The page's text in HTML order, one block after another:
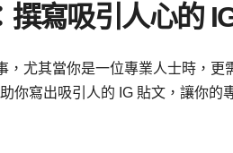
寫吸引人心的
，尤其當你是一位專業人士時，
你寫出吸引人的 IG 貼文，讓你的